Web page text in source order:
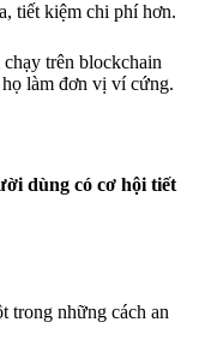
tiết kiệm chi phí hơn.
trên blockchain
làm đơn vị ví cứng.
dùng có cơ hội tiết
trong những cách an